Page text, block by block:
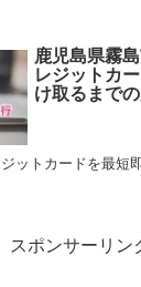
鹿児島県霧
レジットカ
け取るまで
ットカードを最短
スポンサーリン